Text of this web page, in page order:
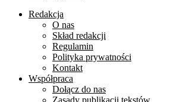
Redakcja
O nas
Skład redakcji
Regulamin
Polityka prywatności
Kontakt
Współpraca
Dołącz do nas